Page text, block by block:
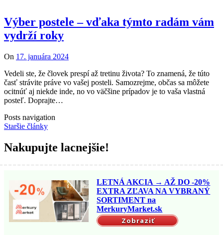
Výber postele – vďaka týmto radám vám
vydrží roky
On 17. januára 2024
Vedeli ste, že človek prespí až tretinu života? To znamená, že túto
časť strávite práve vo vašej posteli. Samozrejme, občas sa môžete
ocitnúť aj niekde inde, no vo väčšine prípadov je to vaša vlastná
posteľ. Doprajte…
Posts navigation
Staršie články
Nakupujte lacnejšie!
LETNÁ AKCIA → AŽ DO -20%
EXTRA ZĽAVA NA VYBRANÝ
SORTIMENT na
MerkuryMarket.sk
Zobraziť